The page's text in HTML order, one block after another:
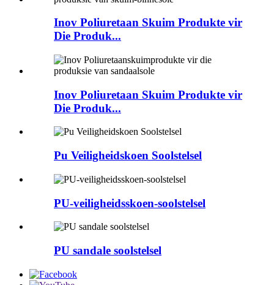
Inov Poliuretaan Skuim Produkte vir
Die Produk...
Inov Poliuretaan Skuim Produkte vir
Die Produk...
Pu Veiligheidskoen Soolstelsel
PU-veiligheidsskoen-soolstelsel
PU sandale soolstelsel